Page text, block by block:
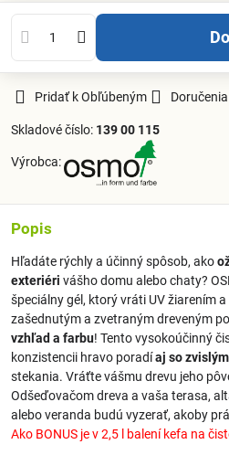
Pridať k Obľúbeným Doručenia
Skladové číslo: 139 00 115
Výrobca:
Popis
Hľadáte rýchly a účinný spôsob, ako
exteriéri vášho domu alebo chaty?
špeciálny gél, ktorý vráti UV žiarením
zašednutým a zvetraným dreveným
vzhľad a farbu! Tento vysokoúčinný
konzistencii hravo poradíaj so
stekania. Vráťte vášmu drevu jeho
Odšeďovačom dreva a vaša terasa,
alebo veranda budú vyzerať, akoby
Ako BONUS je v 2,5 l balení kefa na